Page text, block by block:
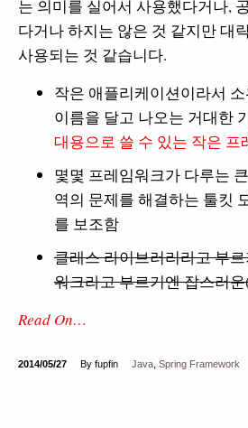
는 의미를 실어서 사용했다거나,
다거나 하지는 않은 것 같지만 대
사용되는 것 같습니다.
작은 애플리케이션이라서
이름을 달고 나오는 거대한
대용으로 쓸 수 있는 작은 프
몇몇 프레임워크가 다루는
역의 문제를 해결하는 툴킷
를 보조함
클래스 라이브러리라고 부
워크라고 부르기엔 잡스러
Read On…
2014/05/27 By fupfin Java Spring Framework